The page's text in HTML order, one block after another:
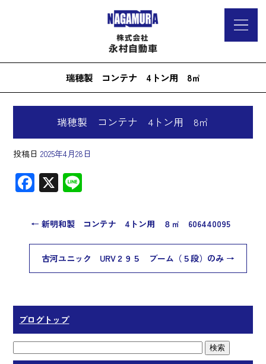
瑞穂製 コンテナ 4トン用 8㎥
瑞穂製 コンテナ 4トン用 8㎥
投稿日 2025年4月28日
F
e
b
o
ok
X
← 新明和製 コンテナ 4トン用 ８㎥ 606440095
古河ユニック URV２９５ ブーム（５段）のみ →
ブログトップ